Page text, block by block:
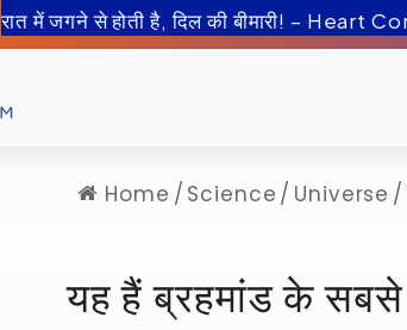
50 साल बाद इंसान जा रहा हैं चाँद के पास! –
Home / Science / Universe /
यह हैं ब्रहमांड के